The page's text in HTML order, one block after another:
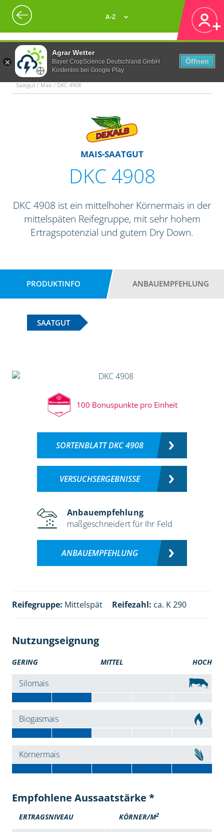
Agrar Wetter
Bayer CropScience Deutschland GmbH
Kostenlos bei Google Play
Öffnen
A-Z
Saatgut / Mais / DKC 4908
MAIS-SAATGUT
DKC 4908
DKC 4908 ist ein mittelhoher Körnermais in der
mittelspäten Reifegruppe, mit sehr hohem
Ertragspotenzial und gutem Dry Down.
PRODUKTINFO ANBAUEMPFEHLUNG
SAATGUT
100 Bonuspunkte pro Einheit
SORTENBLATT DKC 4908
VERSUCHSERGEBNISSE
Anbauempfehlung
maßgeschneidert für Ihr Feld
ANBAUEMPFEHLUNG
Reifegruppe: Mittelspät Reifezahl: ca. K 290
Nutzungseignung
GERING MITTEL HOCH
Silomais
Biogasmais
Körnermais
Empfohlene Aussaatstärke *
ERTRAGSNIVEAU KÖRNER/M2